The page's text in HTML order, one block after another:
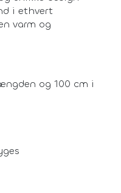
i ethvert
varm og
og 100 cm i